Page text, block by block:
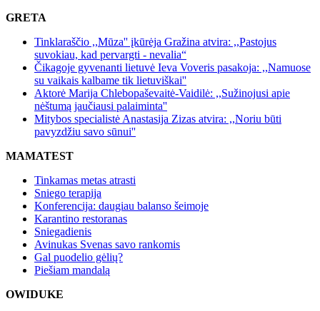
GRETA
Tinklaraščio ,,Mūza'' įkūrėja Gražina atvira: ,,Pastojus
suvokiau, kad pervargti - nevalia“
Čikagoje gyvenanti lietuvė Ieva Voveris pasakoja: ,,Namuose
su vaikais kalbame tik lietuviškai''
Aktorė Marija Chlebopaševaitė-Vaidilė: ,,Sužinojusi apie
nėštumą jaučiausi palaiminta''
Mitybos specialistė Anastasija Zizas atvira: ,,Noriu būti
pavyzdžiu savo sūnui''
MAMATEST
Tinkamas metas atrasti
Sniego terapija
Konferencija: daugiau balanso šeimoje
Karantino restoranas
Sniegadienis
Avinukas Svenas savo rankomis
Gal puodelio gėlių?
Piešiam mandalą
OWIDUKE